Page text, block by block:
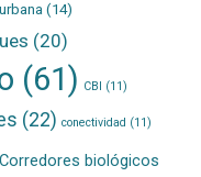
(14)
(20)
(61) CBI (11)
(22) conectividad (11)
Corredores biológicos